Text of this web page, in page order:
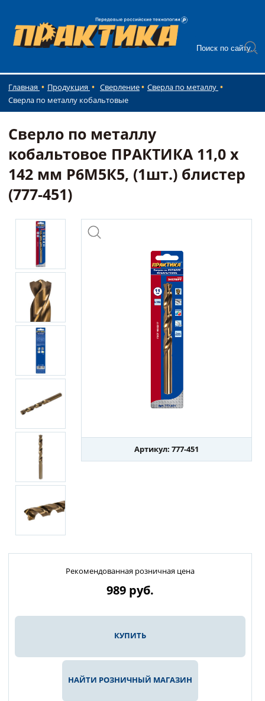
Главная Продукция Сверление
Сверла по металлу
Сверла по металлу кобальтовые
Сверло по металлу
кобальтовое ПРАКТИКА 11,0 х
142 мм Р6М5К5, (1шт.) блистер
(777-451)
Артикул: 777-451
Рекомендованная розничная цена
989 руб.
КУПИТЬ
НАЙТИ РОЗНИЧНЫЙ МАГАЗИН